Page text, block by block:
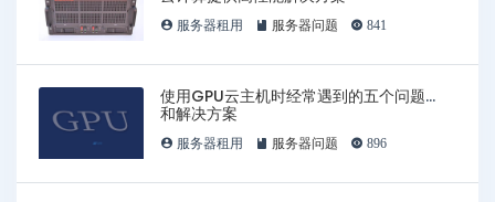
服务器租用 服务器问题 841
使用GPU云主机时经常遇到的五个问题
和解决方案
服务器租用 服务器问题 896